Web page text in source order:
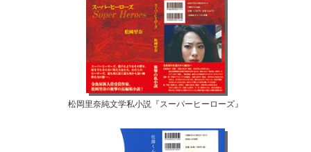
松岡里奈純文学私小説『スーパーヒーローズ』